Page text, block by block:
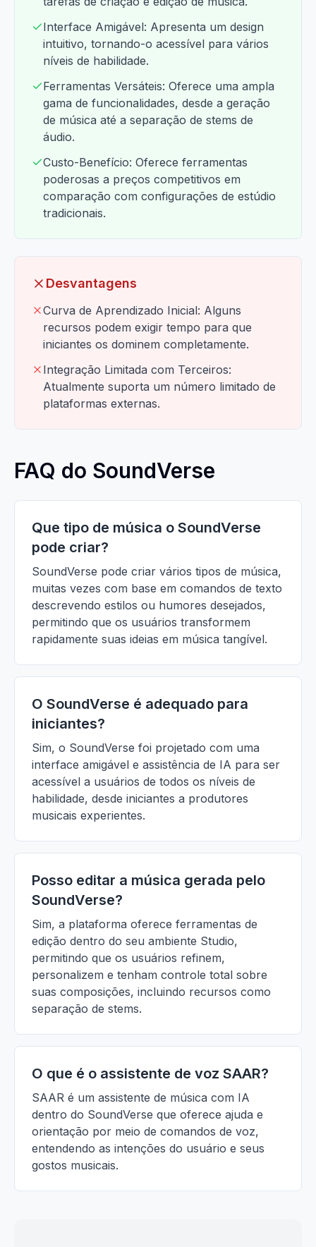
Interface Amigável: Apresenta um design
intuitivo, tornando-o acessível para vários
níveis de habilidade.
Ferramentas Versáteis: Oferece uma ampla
gama de funcionalidades, desde a geração
de música até a separação de stems de
áudio.
Custo-Benefício: Oferece ferramentas
poderosas a preços competitivos em
comparação com configurações de estúdio
tradicionais.
Desvantagens
Curva de Aprendizado Inicial: Alguns
recursos podem exigir tempo para que
iniciantes os dominem completamente.
Integração Limitada com Terceiros:
Atualmente suporta um número limitado de
plataformas externas.
FAQ do SoundVerse
Que tipo de música o SoundVerse
pode criar?
SoundVerse pode criar vários tipos de música,
muitas vezes com base em comandos de texto
descrevendo estilos ou humores desejados,
permitindo que os usuários transformem
rapidamente suas ideias em música tangível.
O SoundVerse é adequado para
iniciantes?
Sim, o SoundVerse foi projetado com uma
interface amigável e assistência de IA para ser
acessível a usuários de todos os níveis de
habilidade, desde iniciantes a produtores
musicais experientes.
Posso editar a música gerada pelo
SoundVerse?
Sim, a plataforma oferece ferramentas de
edição dentro do seu ambiente Studio,
permitindo que os usuários refinem,
personalizem e tenham controle total sobre
suas composições, incluindo recursos como
separação de stems.
O que é o assistente de voz SAAR?
SAAR é um assistente de música com IA
dentro do SoundVerse que oferece ajuda e
orientação por meio de comandos de voz,
entendendo as intenções do usuário e seus
gostos musicais.